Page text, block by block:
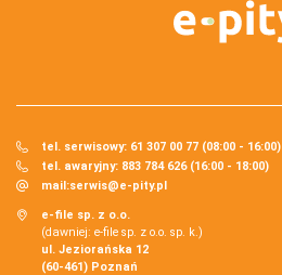
tel. serwisowy: 61 307 00 77 (08:00 - 16:00)
tel. awaryjny: 883 784 626 (16:00 - 18:00)
mail:serwis@e-pity.pl
e-file sp. z o.o.
(dawniej: e-file sp. z o.o. sp. k.)
ul. Jeziorańska 12
(60-461) Poznań